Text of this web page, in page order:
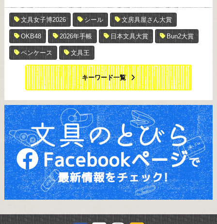
文具女子博2026 シール 文房具屋さん大賞
OKB48 2026年手帳 日本文具大賞 Bun2大賞
ペンケース 文具王
キーワード一覧